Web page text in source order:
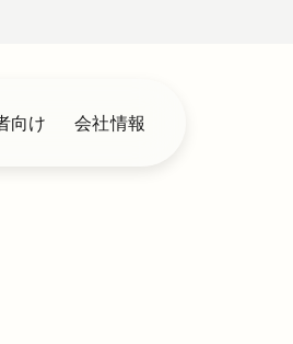
で開く
向け 会社情報